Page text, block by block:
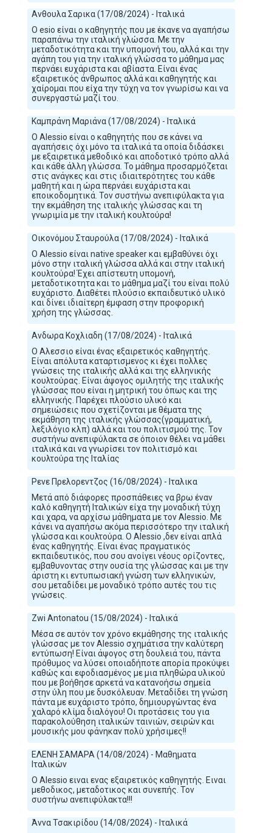
Ανθουλα Σαρικα (17/08/2024) - Ιταλικά
Ο esio είναι ο καθηγητής που με έκανε να αγαπήσω
παραπάνω την ιταλική γλώσσα. Με την
μεταδοτικότητα και την υπομονή του, αλλά και την
αγάπη του για την ιταλική γλώσσα το μάθημα μας
περνάει ευχάριστα και αβίαστα. Είναι ένας
εξαιρετικός άνθρωπος αλλά και καθηγητής και
χαίρομαι που είχα την τύχη να τον γνωρίσω και να
συνεργαστώ μαζί του.
Καμπράνη Μαριάνα (17/08/2024) - Ιταλικά
O Alessio είναι ο καθηγητής που σε κάνει να
αγαπήσεις όχι μόνο τα ιταλικά τα οποία διδάσκει
με εξαιρετικά μεθοδικό και αποδοτικό τρόπο αλλά
και κάθε άλλη γλώσσα. Το μάθημα προσαρμόζεται
στις ανάγκες και στις ιδιαιτερότητες του κάθε
μαθητή και η ώρα περνάει ευχάριστα και
εποικοδομητικά. Τον συστήνω ανεπιφύλακτα για
την εκμάθηση της ιταλικής γλώσσας και τη
γνωριμία με την ιταλική κουλτούρα!
Οικονόμου Σταυρούλα (17/08/2024) - Ιταλικά
Ο Alessio είναι native speaker και εμβαθύνει όχι
μόνο στην ιταλική γλώσσα αλλά και στην ιταλική
κουλτούρα! Έχει απίστευτη υπομονή,
μεταδοτικοτητα και το μάθημα μαζί του είναι πολύ
ευχάριστο. Διαθέτει πλούσιο εκπαιδευτικό υλικό
και δίνει ιδιαίτερη έμφαση στην προφορική
χρήση της γλώσσας.
Ανδωρα Κοχλιαδη (17/08/2024) - Ιταλικά
Ο Αλεσσιο είναι ένας εξαιρετικός καθηγητής.
Είναι απόλυτα καταρτισμενος κι έχει πολλες
γνώσεις της ιταλικής αλλά και της ελληνικής
κουλτούρας. Είναι άψογος ομιλητής της ιταλικής
γλώσσας που είναι η μητρική του όπως και της
ελληνικής. Παρέχει πλούσιο υλικό και
σημειώσεις που σχετίζονται με θέματα της
εκμάθηση της ιταλικής γλώσσας(γραμματική,
λεξιλόγιο κλπ) αλλά και του πολιτισμού της. Τον
συστήνω ανεπιφύλακτα σε όποιον θέλει να μάθει
ιταλικά και να γνωρίσει τον πολιτισμό και
κουλτούρα της Ιταλίας
Ρενε Πρελορεντζος (16/08/2024) - Ιταλικα
Μετά από διάφορες προσπάθειες να βρω έναν
καλό καθηγητή Ιταλικών είχα την μοναδική τύχη
και χαρα, να αρχίσω μάθηματα με τον Alessio. Με
κάνει να αγαπήσω ακόμα περισσότερο την ιταλική
γλώσσα και κουλτούρα. Ο Alessio ,δεν είναι απλά
ένας καθηγητής. Είναι ένας πραγματικός
εκπαιδευτικός, που σου ανοίγει νέους ορίζοντες,
εμβαθυνοντας στην ουσία της γλώσσας και με την
άριστη κι εντυπωσιακή γνώση των ελληνικών,
σου μεταδίδει με μοναδικό τρόπο αυτές του τις
γνώσεις.
Zwi Antonatou (15/08/2024) - Ιταλικά
Μέσα σε αυτόν τον χρόνο εκμάθησης της ιταλικής
γλώσσας με τον Alessio σχημάτισα την καλύτερη
εντύπωση! Είναι άψογος στη δουλειά του, πάντα
πρόθυμος να λύσει οποιαδήποτε απορία προκύψει
καθώς και εφοδιασμένος με μια πληθώρα υλικού
που με βοήθησε αρκετά να κατανοήσω σημεία
στην ύλη που με δυσκόλευαν. Μεταδίδει τη γνώση
πάντα με ευχάριστο τρόπο, δημιουργώντας ένα
χαλαρό κλίμα διαλόγου! Οι προτάσεις του για
παρακολούθηση ιταλικών ταινιών, σειρών και
μουσικής μου φάνηκαν πολύ χρήσιμες!!
ΕΛΕΝΗ ΣΑΜΑΡΑ (14/08/2024) - Μαθηματα
Ιταλικών
Ο Alessio ειναι ενας εξαιρετικός καθηγητής. Ειναι
μεθοδικος, μεταδοτικος και συνεπής. Τον
συστήνω ανεπιφύλακτα!!!
Άννα Τσακιρίδου (14/08/2024) - Ιταλικά